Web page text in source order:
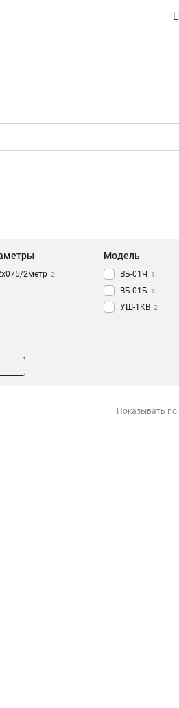
2метр 2
Модель
ВБ-01Ч 1
ВБ-01Б 1
УШ-1КВ 2
Показывать по: